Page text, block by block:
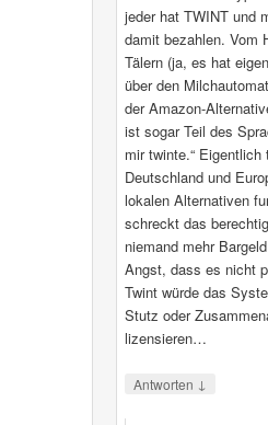
jeder hat TWINT und
damit bezahlen. Vom
Tälern (ja, es hat
über den
der Amazon-
ist sogar Teil des
mir twinte.“
Deutschland und
lokalen Alternativen
schreckt das
niemand mehr
Angst, dass es nicht
Twint würde das
Stutz oder
lizensieren…
Antworten ↓